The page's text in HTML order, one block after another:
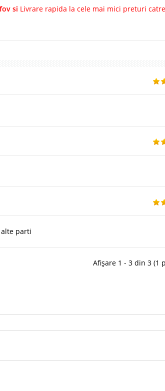
si Livrare rapida la cele mai mici preturi catre
parti
Afișare 1 - 3 din 3 (1